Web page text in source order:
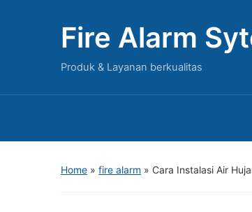
Fire Alarm
Produk & Layanan berkualitas
Home » fire alarm » Cara Instalasi Air